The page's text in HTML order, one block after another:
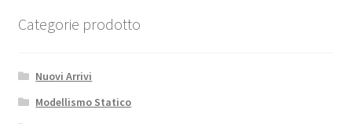
Categorie prodotto
Nuovi Arrivi
Modellismo Statico